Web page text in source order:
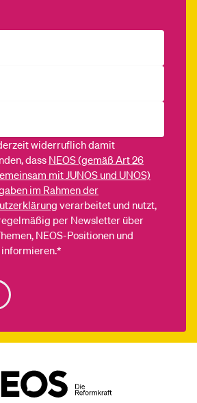
widerruflich damit
dass NEOS (gemäß Art 26
mit JUNOS und UNOS)
im Rahmen der
verarbeitet und nutzt,
per Newsletter über
NEOS-Positionen und
informieren.*